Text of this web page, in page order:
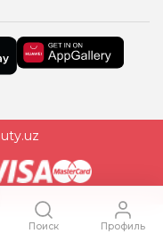
Поиск Профиль